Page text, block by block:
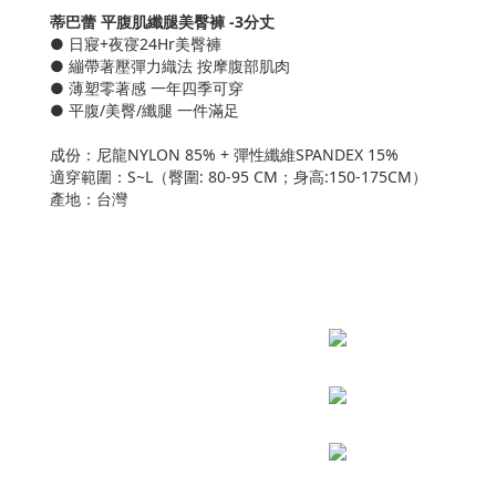
蒂巴蕾 平腹肌纖腿美臀褲 -3分丈
● 日寢+夜寑24Hr美臀褲
● 繃帶著壓彈力織法 按摩腹部肌肉
● 薄塑零著感 一年四季可穿
● 平腹/美臀/纖腿 一件滿足
成份：尼龍NYLON 85% + 彈性纖維SPANDEX 15%
適穿範圍：S~L（臀圍: 80-95 CM；身高:150-175CM）
產地：台灣